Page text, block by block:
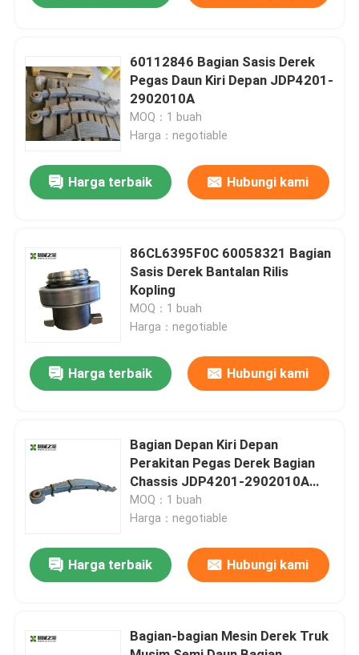
Rumah
Tentang kami
Kontrol kualitas
Hubungi kami
Permintaan Penawaran
Truk Derek Bekas
Digunakan Semua Crane Medan
60112846 Bagian Sasis Derek
Pegas Daun Kiri Depan JDP4201-
2902010A
MOQ：1 buah
Harga：negotiable
Harga terbaik Hubungi kami
86CL6395F0C 60058321 Bagian
Sasis Derek Bantalan Rilis
Kopling
MOQ：1 buah
Harga：negotiable
Harga terbaik Hubungi kami
Bagian Depan Kiri Depan
Perakitan Pegas Derek Bagian
Chassis JDP4201-2902010A
60112846
MOQ：1 buah
Harga：negotiable
Harga terbaik Hubungi kami
Bagian-bagian Mesin Derek Truk